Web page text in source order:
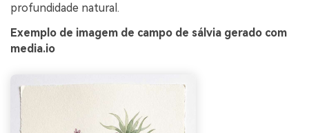
profundidade natural.
Exemplo de imagem de campo de sálvia gerado com
media.io